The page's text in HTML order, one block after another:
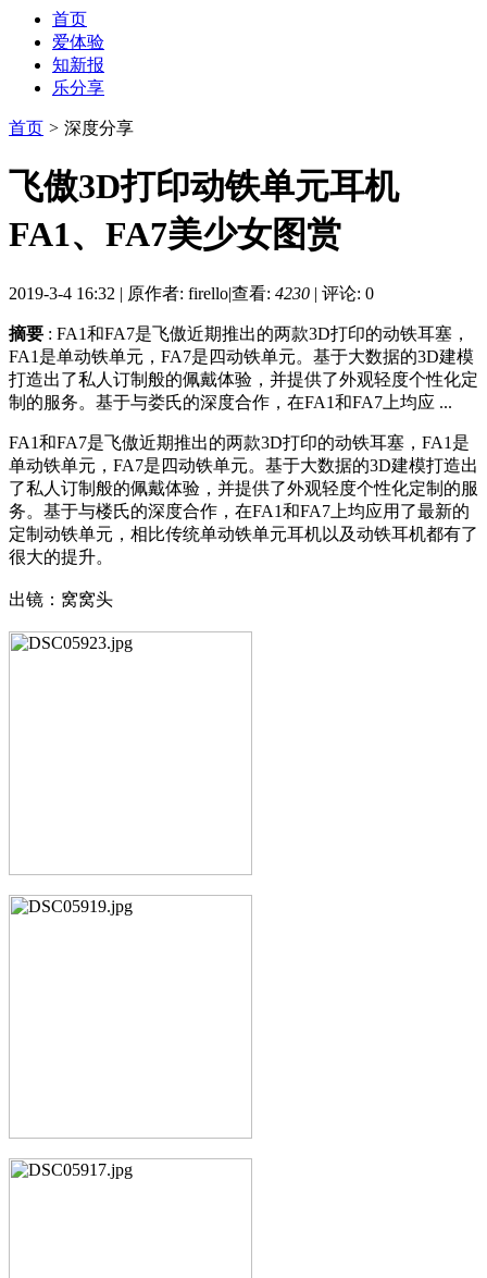
首页
爱体验
知新报
乐分享
首页 > 深度分享
飞傲3D打印动铁单元耳机
FA1、FA7美少女图赏
2019-3-4 16:32 | 原作者: firello|查看: 4230 | 评论: 0
摘要 : FA1和FA7是飞傲近期推出的两款3D打印的动铁耳塞，
FA1是单动铁单元，FA7是四动铁单元。基于大数据的3D建模
打造出了私人订制般的佩戴体验，并提供了外观轻度个性化定
制的服务。基于与娄氏的深度合作，在FA1和FA7上均应 ...
FA1和FA7是飞傲近期推出的两款3D打印的动铁耳塞，FA1是
单动铁单元，FA7是四动铁单元。基于大数据的3D建模打造出
了私人订制般的佩戴体验，并提供了外观轻度个性化定制的服
务。基于与楼氏的深度合作，在FA1和FA7上均应用了最新的
定制动铁单元，相比传统单动铁单元耳机以及动铁耳机都有了
很大的提升。
出镜：窝窝头